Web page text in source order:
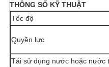
THÔNG SỐ KỸ THUẬT
Tốc độ
Quyền lực
Tái sử dụng nước hoặc nước